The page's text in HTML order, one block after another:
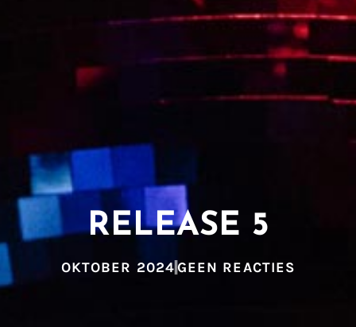
RELEASE 5
OKTOBER 2024GEEN REACTIES